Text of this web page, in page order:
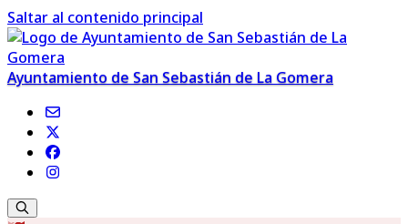
Saltar al contenido principal
Ayuntamiento de San Sebastián de La Gomera